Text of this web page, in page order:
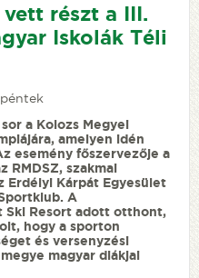
részt a III.
Iskolák Téli
a Kolozs Megyei
amelyen idén
esemény főszervezője a
RMDSZ, szakmai
Erdélyi Kárpát Egyesület
A
Ski Resort adott otthont,
hogy a sporton
és versenyzési
magyar diákjai